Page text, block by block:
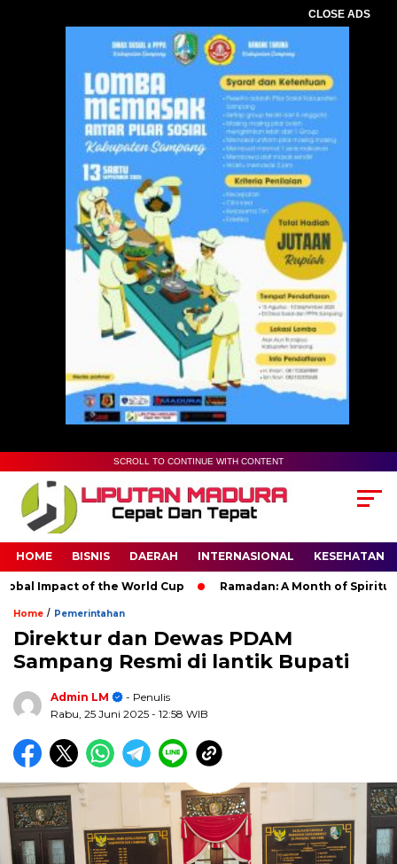
CLOSE ADS
SCROLL TO CONTINUE WITH CONTENT
HOME BISNIS DAERAH INTERNASIONAL KESEHATAN
Impact of the World Cup Ramadan: A Month of Spiritual
Home / Pemerintahan
Direktur dan Dewas PDAM
Sampang Resmi di lantik Bupati
Admin LM
- Penulis
Rabu, 25 Juni 2025 - 12:58 WIB